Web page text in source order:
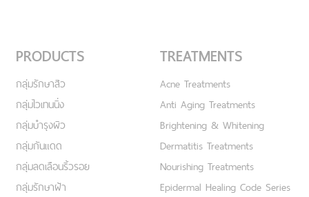
PRODUCTS
กลุ่มรักษาสิว
กลุ่มไวเทนนิ่ง
กลุ่มบำรุงผิว
กลุ่มกันแดด
กลุ่มลดเลือนริ้วรอย
กลุ่มรักษาฝ้า
TREATMENTS
Acne Treatments
Anti Aging Treatments
Brightening & Whitening
Dermatitis Treatments
Nourishing Treatments
Epidermal Healing Code Series